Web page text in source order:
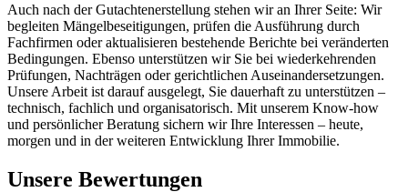
Auch nach der Gutachtenerstellung stehen wir an Ihrer Seite: Wir
begleiten Mängelbeseitigungen, prüfen die Ausführung durch
Fachfirmen oder aktualisieren bestehende Berichte bei veränderten
Bedingungen. Ebenso unterstützen wir Sie bei wiederkehrenden
Prüfungen, Nachträgen oder gerichtlichen Auseinandersetzungen.
Unsere Arbeit ist darauf ausgelegt, Sie dauerhaft zu unterstützen –
technisch, fachlich und organisatorisch. Mit unserem Know-how
und persönlicher Beratung sichern wir Ihre Interessen – heute,
morgen und in der weiteren Entwicklung Ihrer Immobilie.
Unsere Bewertungen